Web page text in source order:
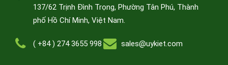
137/62 Trịnh Đình Trọng, Phường Tân Phú, Thành
phố Hồ Chí Minh, Việt Nam.
( +84 ) 274 3655 998 sales@uykiet.com